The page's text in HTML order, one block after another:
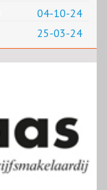
04-10-24
25-03-24